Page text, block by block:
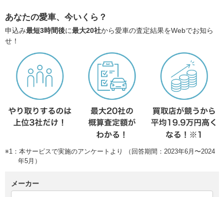
あなたの愛車、今いくら？
申込み最短3時間後に最大20社から愛車の査定結果をWebでお知ら
せ！
※1：本サービスで実施のアンケートより （回答期間：2023年6月〜2024
年5月）
メーカー